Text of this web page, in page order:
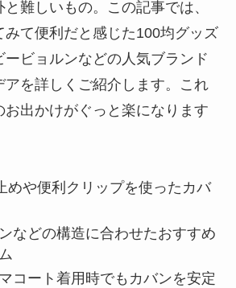
難しいもの。この記事では、
みて便利だと感じた100均グッズ
ビョルンなどの人気ブランド
アを詳しくご紹介します。これ
お出かけがぐっと楽になります
めや便利クリップを使ったカバ
などの構造に合わせたおすすめ
コート着用時でもカバンを安定